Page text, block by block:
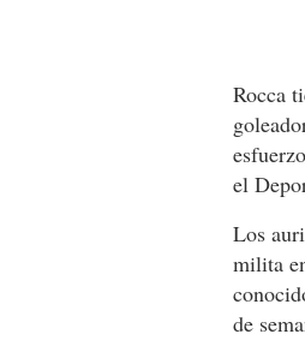
Rocca
el
Los
milita
de